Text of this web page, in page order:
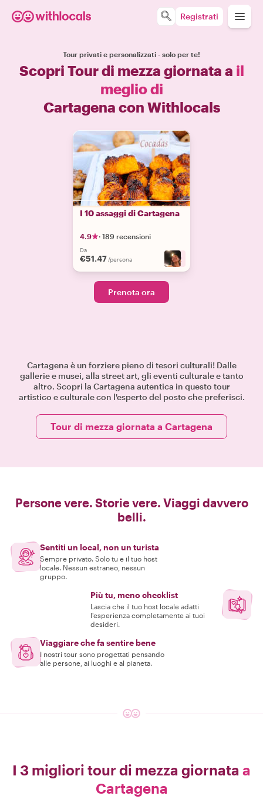
Registrati
Tour privati e personalizzati - solo per te!
Scopri Tour di mezza giornata a il
meglio di
Cartagena con Withlocals
I 10 assaggi di Cartagena
4.9 · 189 recensioni
Da
€51.47 /persona +2
Prenota ora
Cartagena è un forziere pieno di tesori culturali! Dalle
gallerie e musei, alla street art, gli eventi culturale e tanto
altro. Scopri la Cartagena autentica in questo tour
artistico e culturale con l'esperto del posto che preferisci.
Tour di mezza giornata a Cartagena
Persone vere. Storie vere. Viaggi davvero
belli.
Sentiti un local, non un turista
Sempre privato. Solo tu e il tuo host
locale. Nessun estraneo, nessun
gruppo.
Più tu, meno checklist
Lascia che il tuo host locale adatti
l'esperienza completamente ai tuoi
desideri.
Viaggiare che fa sentire bene
I nostri tour sono progettati pensando
alle persone, ai luoghi e al pianeta.
I 3 migliori tour di mezza giornata a
Cartagena